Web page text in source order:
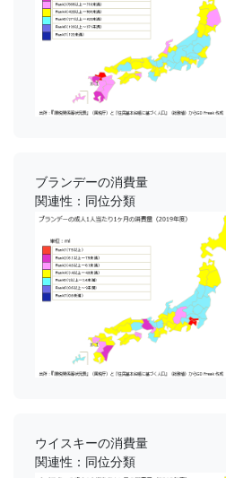
ブランデーの消費量
関連性：同位分類
ウイスキーの消費量
関連性：同位分類